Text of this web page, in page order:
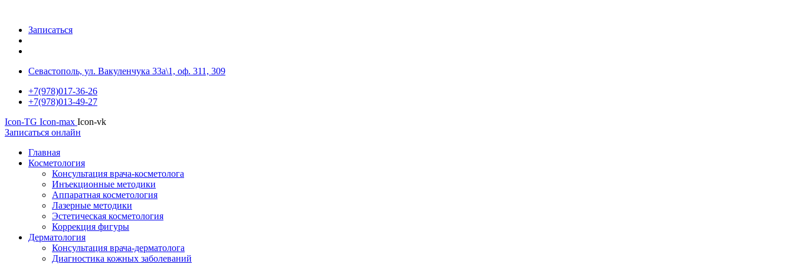
Записаться
Севастополь, ул. Вакуленчука 33а\1, оф. 311, 309
+7(978)017-36-26
+7(978)013-49-27
Icon-TG Icon-max Icon-vk
Записаться онлайн
Главная
Косметология
Консультация врача-косметолога
Инъекционные методики
Аппаратная косметология
Лазерные методики
Эстетическая косметология
Коррекция фигуры
Дерматология
Консультация врача-дерматолога
Диагностика кожных заболеваний